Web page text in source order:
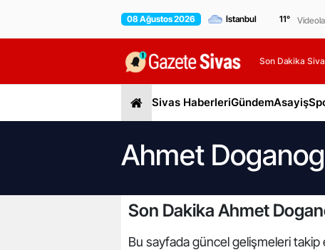
08 Ağustos 2026 11°
Son Dakika
Sivas HaberleriGündemAsayiş
Ahmet
Son Dakika Ahmet
Bu sayfada güncel gelişmeleri